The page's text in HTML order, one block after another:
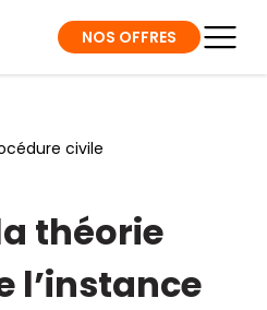
NOS OFFRES
civile
théorie
l’instance